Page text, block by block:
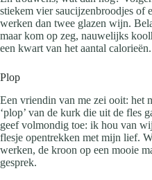
stiekem vier saucijzenbroodjes of
werken dan twee glazen wijn.
maar kom op zeg, nauwelijks
een kwart van het aantal calorieën.
Plop
Een vriendin van me zei ooit: het
‘plop’ van de kurk die uit de fles
geef volmondig toe: ik hou van
flesje opentrekken met mijn lief.
werken, de kroon op een mooie
gesprek.